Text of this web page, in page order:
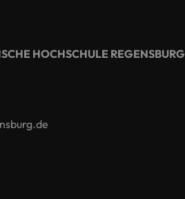
HOCHSCHULE REGENSBURG